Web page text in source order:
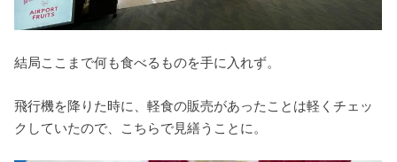
結局ここまで何も食べるものを手に入れず。
飛行機を降りた時に、軽食の販売があったことは軽くチェッ
クしていたので、こちらで見繕うことに。